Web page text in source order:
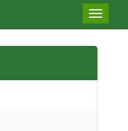
Меню